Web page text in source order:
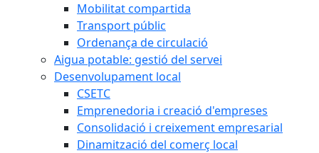
Mobilitat compartida
Transport públic
Ordenança de circulació
Aigua potable: gestió del servei
Desenvolupament local
CSETC
Emprenedoria i creació d'empreses
Consolidació i creixement empresarial
Dinamització del comerç local